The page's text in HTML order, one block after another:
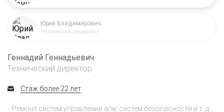
Юрий Владимирович
Технический специалист
Геннадий Геннадьевич
Технический директор
Стаж более 22 лет
Ремонт систем управления а/м, систем безопасности и т. д.;